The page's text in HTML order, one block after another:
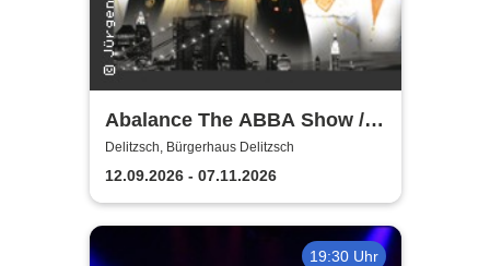
Abalance The ABBA Show /
Revival Show - a tribute to
ABBA
Delitzsch, Bürgerhaus Delitzsch
12.09.2026 - 07.11.2026
19:30 Uhr